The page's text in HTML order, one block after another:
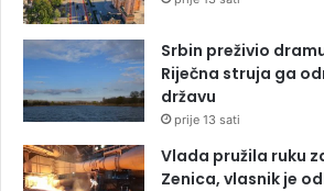
Srbin preživio
Riječna struja ga
državu
prije 13 sati
Vlada pružila ruku
Zenica, vlasnik je